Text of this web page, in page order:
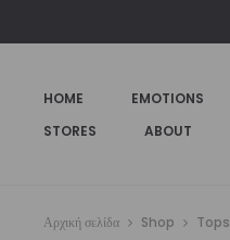
HOME EMOTIONS
STORES
ABOUT
Αρχική σελίδα Shop Tops